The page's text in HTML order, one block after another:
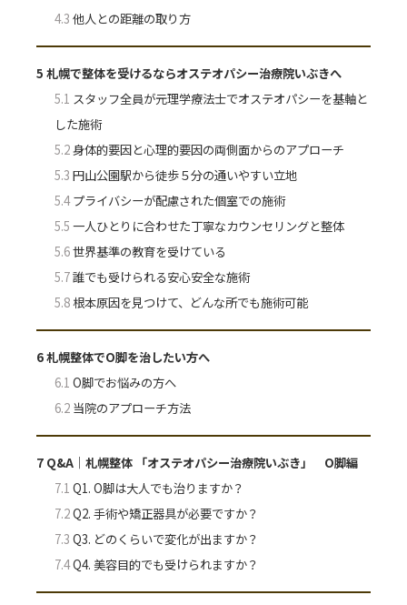
4.3 他人との距離の取り方
5 札幌で整体を受けるならオステオパシー治療院いぶきへ
5.1 スタッフ全員が元理学療法士でオステオパシーを基軸と
した施術
5.2身体的要因と心理的要因の両側面からのアプローチ
5.3 円山公園駅から徒歩５分の通いやすい立地
5.4プライバシーが配慮された個室での施術
5.5 一人ひとりに合わせた丁寧なカウンセリングと整体
5.6世界基準の教育を受けている
5.7誰でも受けられる安心安全な施術
5.8根本原因を見つけて、どんな所でも施術可能
6札幌整体でO脚を治したい方へ
6.1 O脚でお悩みの方へ
6.2当院のアプローチ方法
7 Q&A｜札幌整体 「オステオパシー治療院いぶき」 O脚編
7.1 Q1. O脚は大人でも治りますか？
7.2Q2. 手術や矯正器具が必要ですか？
7.3 Q3. どのくらいで変化が出ますか？
7.4Q4. 美容目的でも受けられますか？